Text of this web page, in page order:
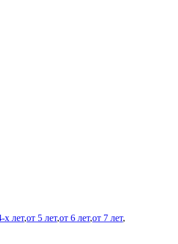
х лет,от 5 лет,от 6 лет,от 7 лет,